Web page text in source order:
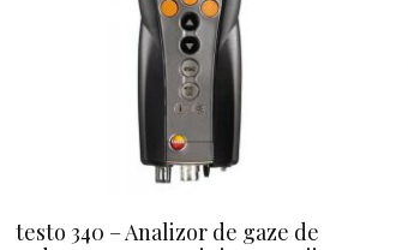
testo 340 – Analizor de gaze de